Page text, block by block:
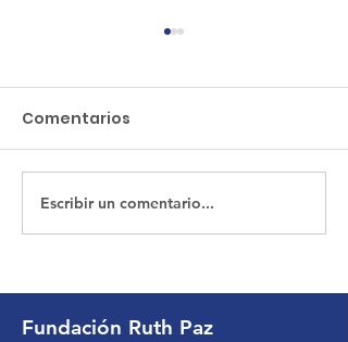
Maria | Paciente de
Cirugía General
Comentarios
Escribir un comentario...
Fundación Ruth Paz